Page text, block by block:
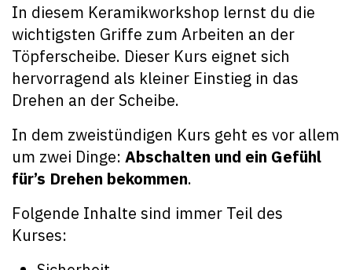
In diesem Keramikworkshop lernst du die
wichtigsten Griffe zum Arbeiten an der
Töpferscheibe. Dieser Kurs eignet sich
hervorragend als kleiner Einstieg in das
Drehen an der Scheibe.
In dem zweistündigen Kurs geht es vor allem
um zwei Dinge: Abschalten und ein Gefühl
für’s Drehen bekommen.
Folgende Inhalte sind immer Teil des
Kurses: